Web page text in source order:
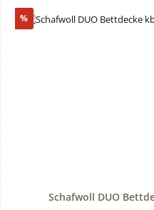
%Rabatt
Schafwoll DUO